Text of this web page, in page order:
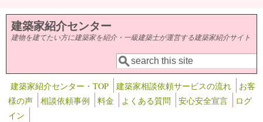
メインコンテンツに移動
建築家紹介センター
建物を建てたい方に建築家を紹介・一級建築士が運営する建築家紹介サイト
検索フォーム
検索
建築家紹介センター・TOP 建築家相談依頼サービスの流れ
お客
様の声
相談依頼事例 料金 よくある質問 安心安全宣言
ログ
イン